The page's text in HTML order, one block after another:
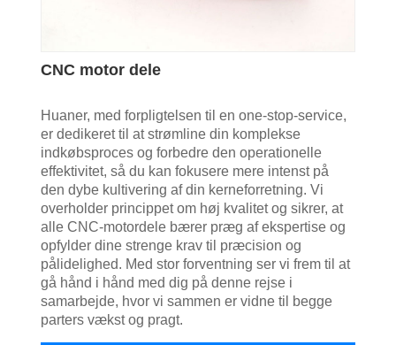
CNC motor dele
Huaner, med forpligtelsen til en one-stop-service,
er dedikeret til at strømline din komplekse
indkøbsproces og forbedre den operationelle
effektivitet, så du kan fokusere mere intenst på
den dybe kultivering af din kerneforretning. Vi
overholder princippet om høj kvalitet og sikrer, at
alle CNC-motordele bærer præg af ekspertise og
opfylder dine strenge krav til præcision og
pålidelighed. Med stor forventning ser vi frem til at
gå hånd i hånd med dig på denne rejse i
samarbejde, hvor vi sammen er vidne til begge
parters vækst og pragt.